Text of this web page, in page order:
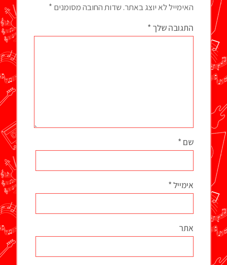
האימייל לא יוצג באתר. שדות החובה מסומנים *
התגובה שלך *
שם *
אימייל*
אתר